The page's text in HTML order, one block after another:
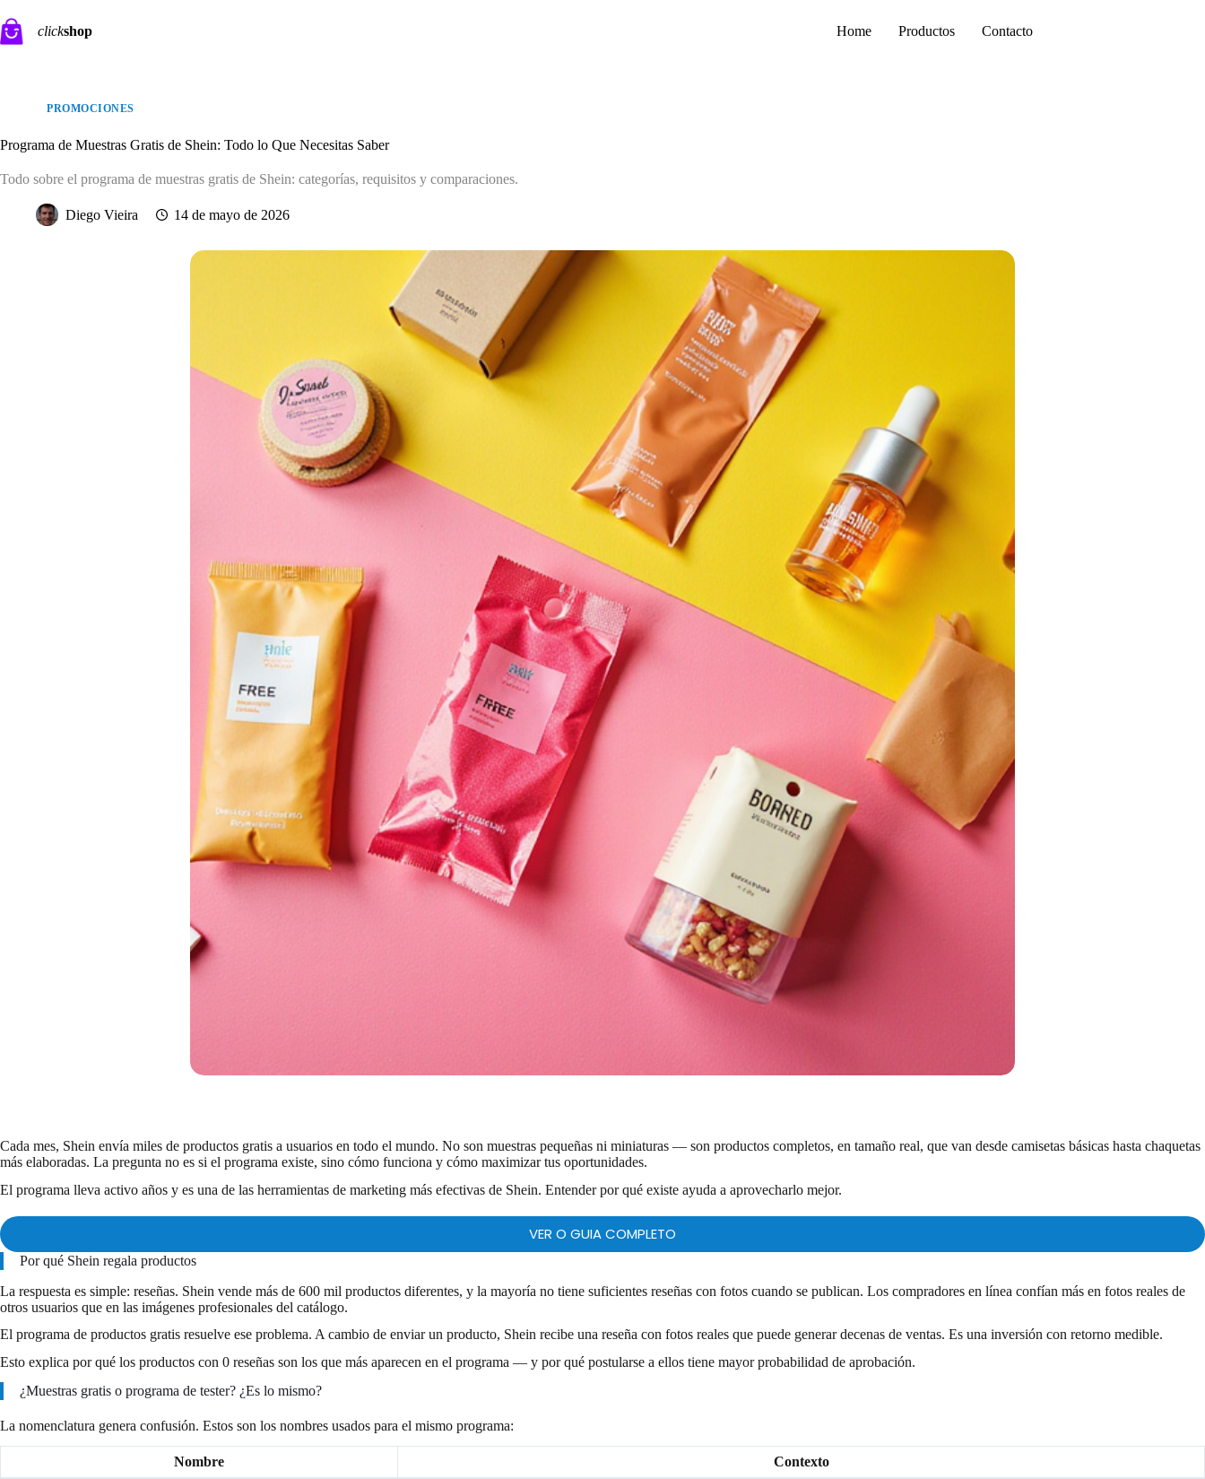
al
contenido
clickshop Home Productos Contacto
PROMOCIONES
Programa de Muestras Gratis de Shein: Todo lo Que Necesitas Saber
Todo sobre el programa de muestras gratis de Shein: categorías, requisitos y comparaciones.
Diego Vieira 14 de mayo de 2026
Cada mes, Shein envía miles de productos gratis a usuarios en todo el mundo. No son muestras pequeñas ni miniaturas — son productos completos, en tamaño real, que van desde camisetas básicas hasta chaquetas
más elaboradas. La pregunta no es si el programa existe, sino cómo funciona y cómo maximizar tus oportunidades.
El programa lleva activo años y es una de las herramientas de marketing más efectivas de Shein. Entender por qué existe ayuda a aprovecharlo mejor.
VER O GUIA COMPLETO
Por qué Shein regala productos
La respuesta es simple: reseñas. Shein vende más de 600 mil productos diferentes, y la mayoría no tiene suficientes reseñas con fotos cuando se publican. Los compradores en línea confían más en fotos reales de
otros usuarios que en las imágenes profesionales del catálogo.
El programa de productos gratis resuelve ese problema. A cambio de enviar un producto, Shein recibe una reseña con fotos reales que puede generar decenas de ventas. Es una inversión con retorno medible.
Esto explica por qué los productos con 0 reseñas son los que más aparecen en el programa — y por qué postularse a ellos tiene mayor probabilidad de aprobación.
¿Muestras gratis o programa de tester? ¿Es lo mismo?
La nomenclatura genera confusión. Estos son los nombres usados para el mismo programa:
Nombre Contexto